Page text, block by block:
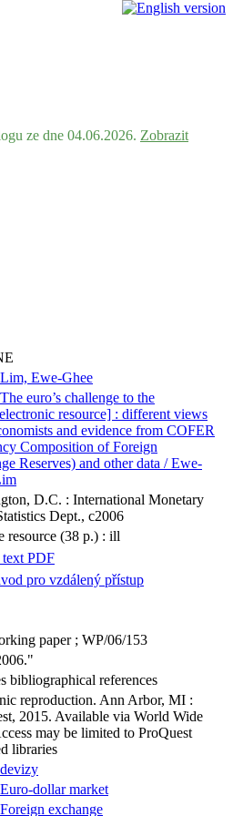
ze dne 04.06.2026. Zobrazit
Lim, Ewe-Ghee
The euro’s challenge to the
resource] : different views
and evidence from COFER
Composition of Foreign
Reserves) and other data / Ewe-
D.C. : International Monetary
Dept., c2006
resource (38 p.) : ill
PDF
pro vzdálený přístup
paper ; WP/06/153
bibliographical references
reproduction. Ann Arbor, MI :
2015. Available via World Wide
may be limited to ProQuest
libraries
devizy
Euro-dollar market
Foreign exchange